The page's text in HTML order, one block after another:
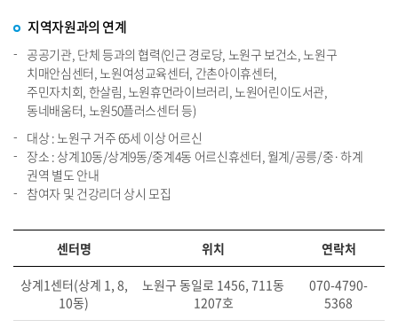
지역자원과의 연계
공공기관, 단체 등과의 협력(인근 경로당, 노원구 보건소, 노원구
치매안심센터, 노원여성교육센터, 간촌아이휴센터,
주민자치회, 한살림, 노원휴먼라이브러리, 노원어린이도서관,
동네배움터, 노원50플러스센터 등)
대상 : 노원구 거주 65세 이상 어르신
장소 : 상계10동/상계9동/중계4동 어르신휴센터, 월계/공릉/중·하계
권역 별도 안내
참여자 및 건강리더 상시 모집
센터명 위치 연락처
상계1센터(상계 1, 8,
10동)
노원구 동일로 1456, 711동
1207호
070-4790-
5368